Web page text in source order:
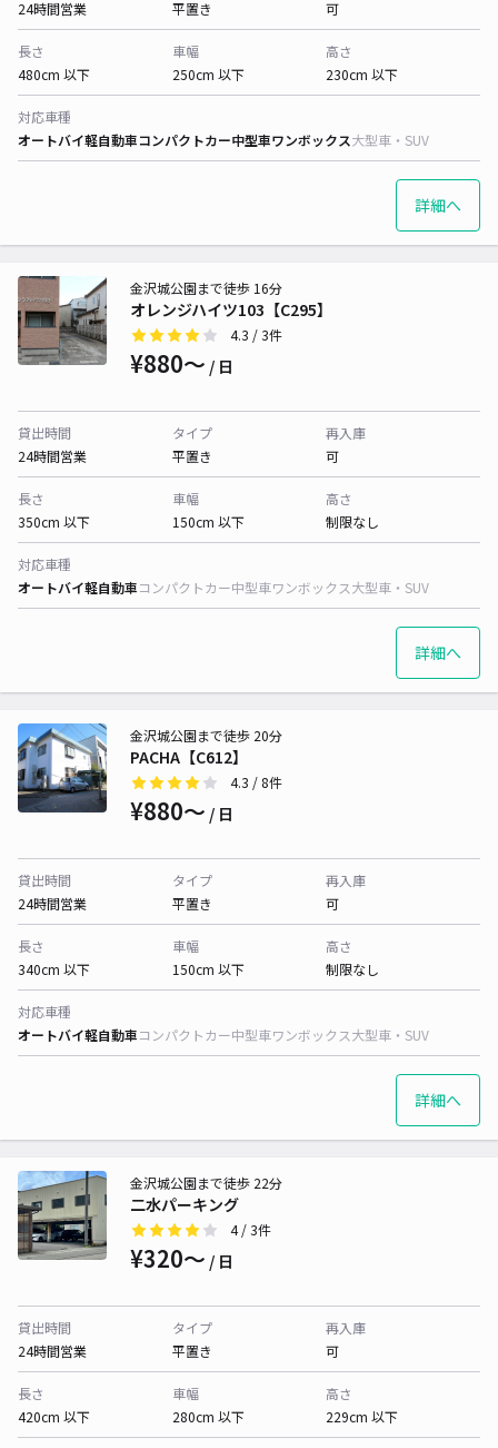
24時間営業 平置き 可
長さ
480cm 以下
車幅
250cm 以下
高さ
230cm 以下
対応車種
オートバイ軽自動車コンパクトカー中型車ワンボックス大型車・SUV
詳細へ
オレンジハイツ103【C295】
金沢城公園まで徒歩 16分
4.3 / 3件
¥880〜 / 日
貸出時間
24時間営業
タイプ
平置き
再入庫
可
長さ
350cm 以下
車幅
150cm 以下
高さ
制限なし
対応車種
オートバイ軽自動車コンパクトカー中型車ワンボックス大型車・SUV
詳細へ
PACHA【C612】
金沢城公園まで徒歩 20分
4.3 / 8件
¥880〜 / 日
貸出時間
24時間営業
タイプ
平置き
再入庫
可
長さ
340cm 以下
車幅
150cm 以下
高さ
制限なし
対応車種
オートバイ軽自動車コンパクトカー中型車ワンボックス大型車・SUV
詳細へ
二水パーキング
金沢城公園まで徒歩 22分
4/ 3件
¥320〜 / 日
貸出時間
24時間営業
タイプ
平置き
再入庫
可
長さ
420cm 以下
車幅
280cm 以下
高さ
229cm 以下